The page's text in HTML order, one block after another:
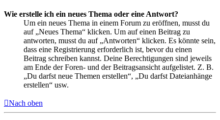
Wie erstelle ich ein neues Thema oder eine Antwort?
Um ein neues Thema in einem Forum zu eröffnen, musst du
auf „Neues Thema“ klicken. Um auf einen Beitrag zu
antworten, musst du auf „Antworten“ klicken. Es könnte sein,
dass eine Registrierung erforderlich ist, bevor du einen
Beitrag schreiben kannst. Deine Berechtigungen sind jeweils
am Ende der Foren- und der Beitragsansicht aufgelistet. Z. B.
„Du darfst neue Themen erstellen“, „Du darfst Dateianhänge
erstellen“ usw.
Nach oben